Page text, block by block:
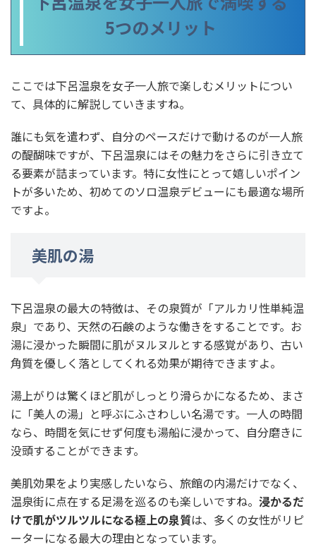
5つのメリット
ここでは下呂温泉を女子一人旅で楽しむメリットについ
て、具体的に解説していきますね。
誰にも気を遣わず、自分のペースだけで動けるのが一人旅
の醍醐味ですが、下呂温泉にはその魅力をさらに引き立て
る要素が詰まっています。特に女性にとって嬉しいポイン
トが多いため、初めてのソロ温泉デビューにも最適な場所
ですよ。
美肌の湯
下呂温泉の最大の特徴は、その泉質が「アルカリ性単純温
泉」であり、天然の石鹸のような働きをすることです。お
湯に浸かった瞬間に肌がヌルヌルとする感覚があり、古い
角質を優しく落としてくれる効果が期待できますよ。
湯上がりは驚くほど肌がしっとり滑らかになるため、まさ
に「美人の湯」と呼ぶにふさわしい名湯です。一人の時間
なら、時間を気にせず何度も湯船に浸かって、自分磨きに
没頭することができます。
美肌効果をより実感したいなら、旅館の内湯だけでなく、
温泉街に点在する足湯を巡るのも楽しいですね。 浸かるだ
けで肌がツルツルになる極上の泉質は、多くの女性がリピ
ーターになる最大の理由となっています。